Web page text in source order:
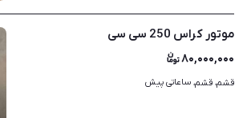
موتور کراس 250 سی سی
۸۰,۰۰۰,۰۰۰
قشم، قشم، ساعاتی پیش